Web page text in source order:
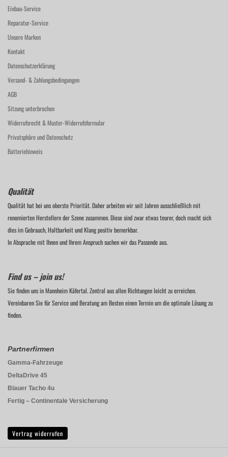
Einbau-Service
Reparatur-Service
Unsere Marken
Kontakt
Datenschutzerklärung
Versand- & Zahlungsbedingungen
AGB
Sitzung unterbrochen
Widerrufsrecht & Muster-Widerrufsformular
Privatsphäre und Datenschutz
Batteriehinweis
Qualität
Qualität hat bei uns oberste Priorität. Daher arbeiten wir seit Jahren ausschließlich mit
renomierten Herstellern der Szene zusammen. Diese sind zwar etwas teurer, doch macht sich
dies im Gebrauch, Haltbarkeit und Klang positiv bemerkbar.
In Absprache mit Ihnen und Ihrem Anspruch suchen wir das Passende aus.
Find us – join us!
Sie finden uns in Mannheim Käfertal. Zentral aus allen Richtungen leicht zu erreichen.
Vereinbaren Sie für Service und Beratung am Besten einen Termin um die optimale Lösung zu
finden.
Partnerfirmen
Gamma-Fahrzeuge
DeltaDrive 45
Blauer Tacho 4u
Fertig – Continentale Versicherung
Vertrag widerrufen